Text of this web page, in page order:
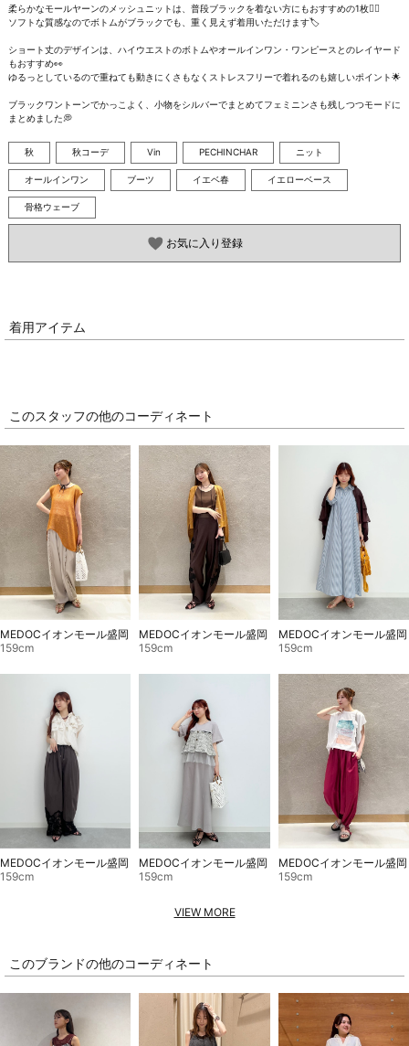
柔らかなモールヤーンのメッシュニットは、普段ブラックを着ない方にもおすすめの1枚☝🏻
ソフトな質感なのでボトムがブラックでも、重く見えず着用いただけます🏷
ショート丈のデザインは、ハイウエストのボトムやオールインワン・ワンピースとのレイヤード
もおすすめ👀
ゆるっとしているので重ねても動きにくさもなくストレスフリーで着れるのも嬉しいポイント🌟
ブラックワントーンでかっこよく、小物をシルバーでまとめてフェミニンさも残しつつモードに
まとめました💭
秋 秋コーデ Vin PECHINCHAR ニット
オールインワン ブーツ イエベ春 イエローベース
骨格ウェーブ
お気に入り登録
着用アイテム
このスタッフの他のコーディネート
MEDOCイオンモール盛岡
159cm
MEDOCイオンモール盛岡
159cm
MEDOCイオンモール盛岡
159cm
MEDOCイオンモール盛岡
159cm
MEDOCイオンモール盛岡
159cm
MEDOCイオンモール盛岡
159cm
VIEW MORE
このブランドの他のコーディネート